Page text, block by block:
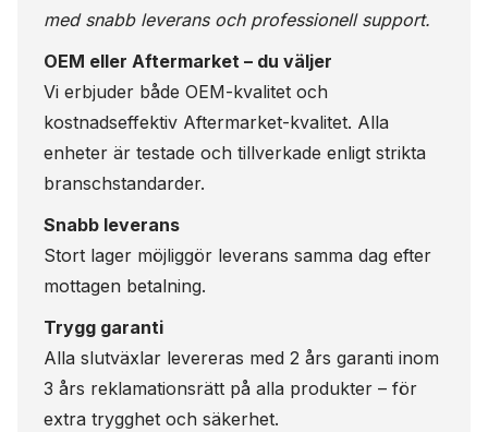
med snabb leverans och professionell support.
OEM eller Aftermarket – du väljer
Vi erbjuder både OEM-kvalitet och
kostnadseffektiv Aftermarket-kvalitet. Alla
enheter är testade och tillverkade enligt strikta
branschstandarder.
Snabb leverans
Stort lager möjliggör leverans samma dag efter
mottagen betalning.
Trygg garanti
Alla slutväxlar levereras med 2 års garanti inom
3 års reklamationsrätt på alla produkter – för
extra trygghet och säkerhet.